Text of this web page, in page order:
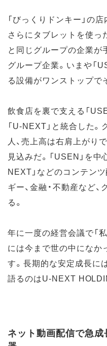
「びっくりドンキー」の
さらにタブレットを使っ
と同じグループの企業が
グループ企業。いまや「
る設備がワンストップで
飲食店を裏で支える「
「U-NEXT」と統合した
人、売上高は右肩上がり
見込みだ。「USEN」を
NEXT」などのコンテン
ギー、金融・不動産など
る。
年に一度の経営会議で「
には今まで世の中になか
す。長期的な安定成長に
語るのはU-NEXT
ネット動画配信で急